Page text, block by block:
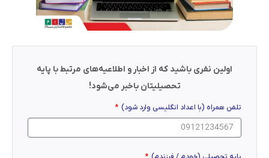
اولین نفری باشید که از اخبار و اطلاعیه‌های مرتبط با پایه
تحصیلیتان باخبر می‌شود!
تلفن همراه (با اعداد انگلیسی وارد شود)